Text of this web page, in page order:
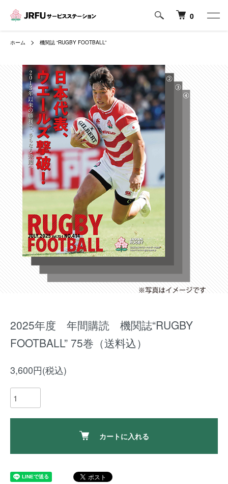
0
ホーム 機関誌 “RUGBY FOOTBALL”
2025年度 年間購読 機関誌“RUGBY
FOOTBALL” 75巻（送料込）
3,600円(税込)
カートに入れる